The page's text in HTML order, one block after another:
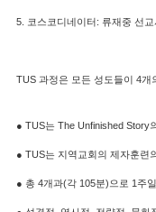
5. 코스코디네이터: 류재중 선교
TUS 과정은 모든 성도들이 4개
● TUS는 The Unfinished Story
● TUS는 지역교회의 제자훈련
● 총 4개과(각 105분)으로 1주